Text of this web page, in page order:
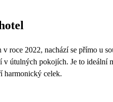
roce 2022, nachází se přímo u
útulných pokojích. Je to ideální
harmonický celek.